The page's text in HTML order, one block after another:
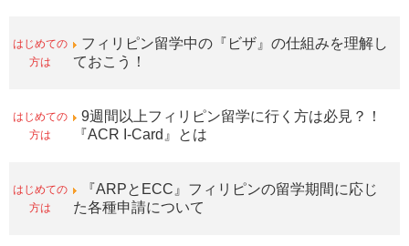
はじめての
方は
フィリピン留学中の『ビザ』の仕組みを理解し
ておこう！
はじめての
方は
9週間以上フィリピン留学に行く方は必見？！
『ACR I-Card』とは
はじめての
方は
『ARPとECC』フィリピンの留学期間に応じ
た各種申請について